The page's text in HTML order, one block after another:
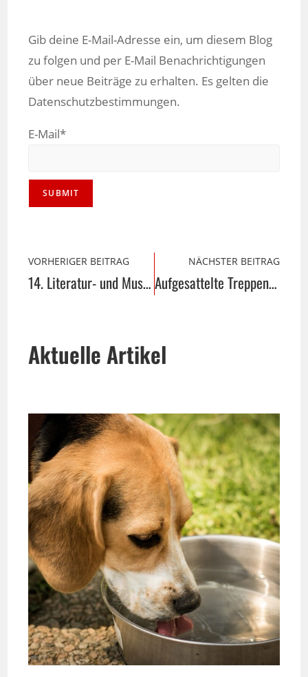
Gib deine E-Mail-Adresse ein, um diesem Blog
zu folgen und per E-Mail Benachrichtigungen
über neue Beiträge zu erhalten. Es gelten die
Datenschutzbestimmungen.
E-Mail*
VORHERIGER BEITRAG
14. Literatur- und Musikfest "Wege durch das Land"
NÄCHSTER BEITRAG
Aufgesattelte Treppen von Ruthe
Aktuelle Artikel